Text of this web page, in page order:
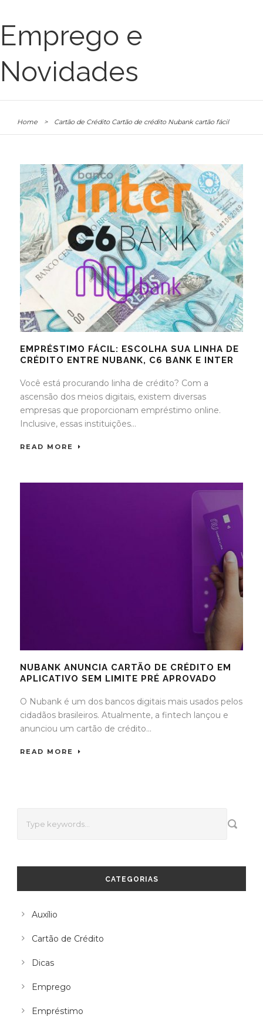
Emprego e
Novidades
Home > Cartão de Crédito Cartão de crédito Nubank cartão fácil
EMPRÉSTIMO FÁCIL: ESCOLHA SUA LINHA DE
CRÉDITO ENTRE NUBANK, C6 BANK E INTER
Você está procurando linha de crédito? Com a
ascensão dos meios digitais, existem diversas
empresas que proporcionam empréstimo online.
Inclusive, essas instituições...
READ MORE
NUBANK ANUNCIA CARTÃO DE CRÉDITO EM
APLICATIVO SEM LIMITE PRÉ APROVADO
O Nubank é um dos bancos digitais mais usados pelos
cidadãos brasileiros. Atualmente, a fintech lançou e
anunciou um cartão de crédito...
READ MORE
CATEGORIAS
Auxílio
Cartão de Crédito
Dicas
Emprego
Empréstimo